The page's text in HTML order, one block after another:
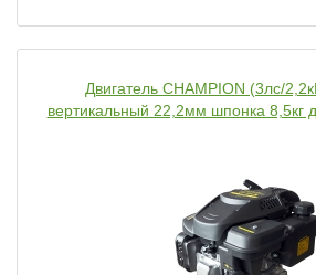
Двигатель CHAMPION (3лс/
вертикальный 22,2мм шпонка 8,5кг